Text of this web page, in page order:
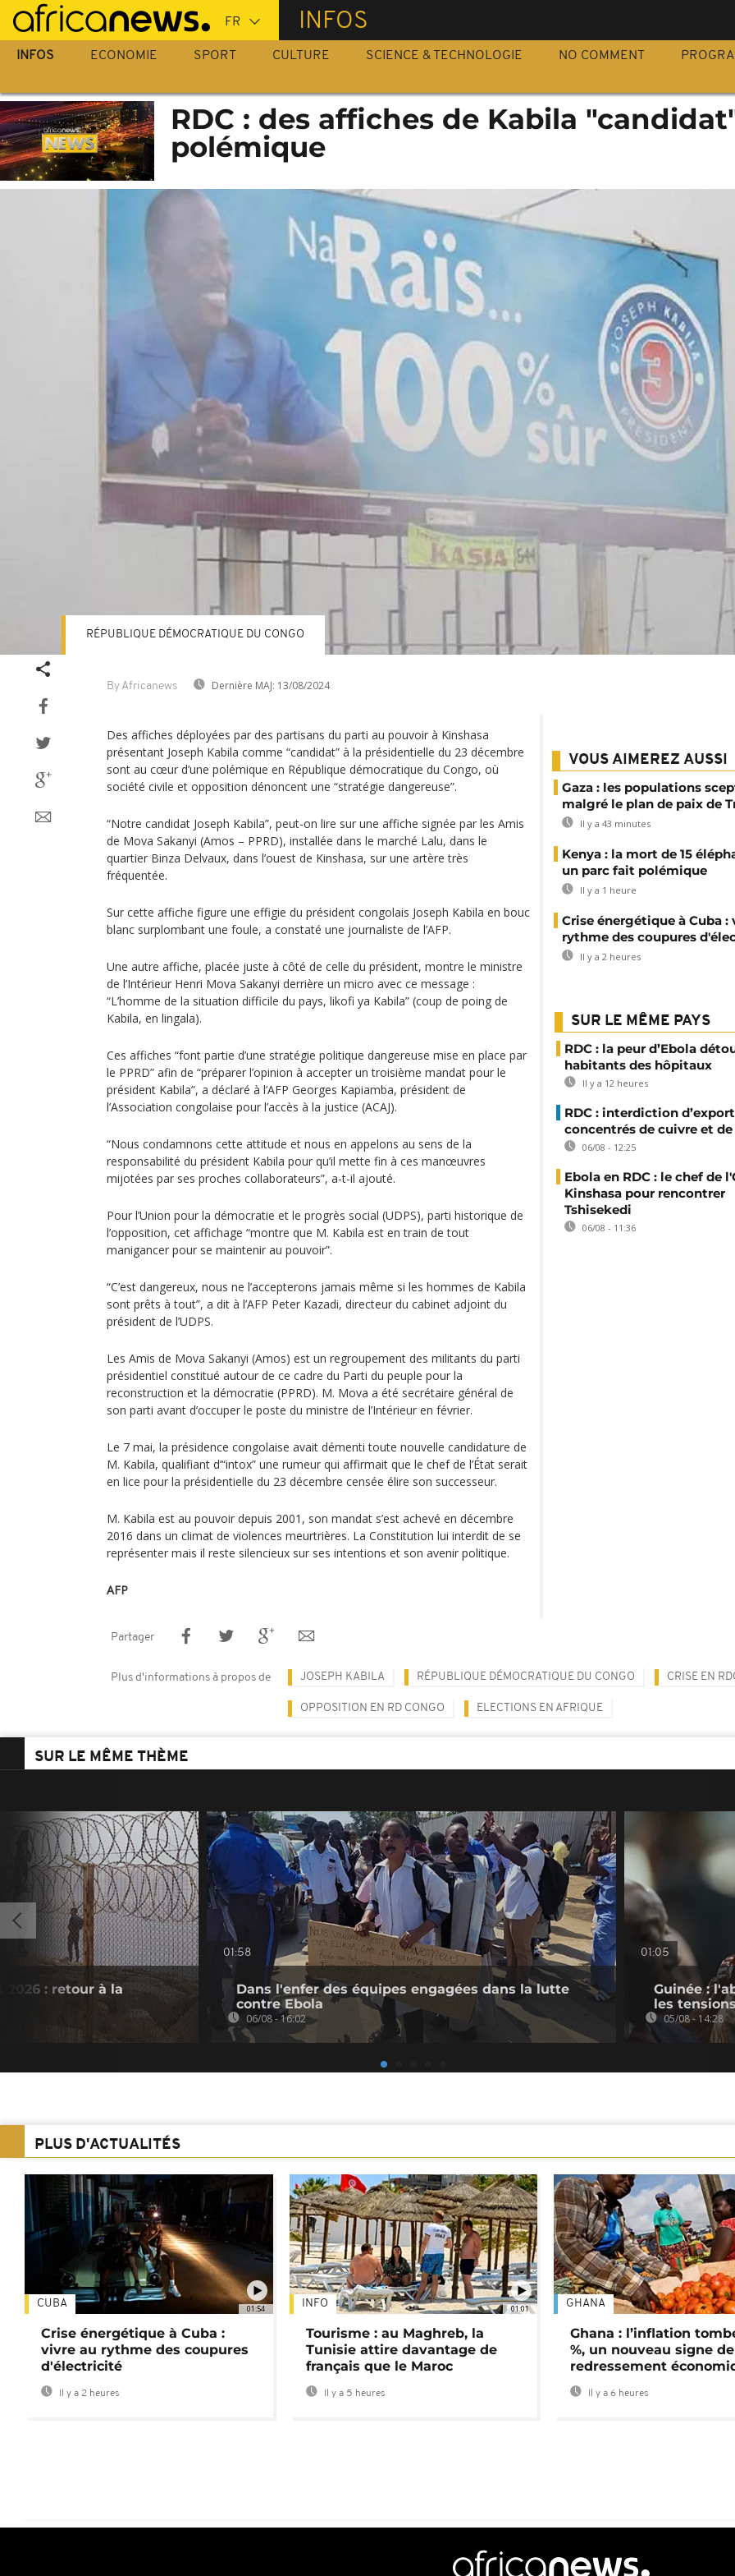
Passer
au
contenu
INFOS
INFOS ECONOMIE SPORT CULTURE SCIENCE & TECHNOLOGIE NO COMMENT
RDC : des affiches de Kabila
polémique
By Africanews Dernière MAJ: 13/08/2024
RÉPUBLIQUE DÉMOCRATIQUE DU CONGO
Des affiches déployées par des partisans du parti au pouvoir à Kinshasa
présentant Joseph Kabila comme “candidat” à la présidentielle du 23 décembre
sont au cœur d’une polémique en République démocratique du Congo, où
société civile et opposition dénoncent une “stratégie dangereuse”.
“Notre candidat Joseph Kabila”, peut-on lire sur une affiche signée par les Amis
de Mova Sakanyi (Amos – PPRD), installée dans le marché Lalu, dans le
quartier Binza Delvaux, dans l’ouest de Kinshasa, sur une artère très
fréquentée.
Sur cette affiche figure une effigie du président congolais Joseph Kabila en bouc
blanc surplombant une foule, a constaté une journaliste de l’AFP.
Une autre affiche, placée juste à côté de celle du président, montre le ministre
de l’Intérieur Henri Mova Sakanyi derrière un micro avec ce message :
“L’homme de la situation difficile du pays, likofi ya Kabila” (coup de poing de
Kabila, en lingala).
Ces affiches “font partie d’une stratégie politique dangereuse mise en place par
le PPRD” afin de “préparer l’opinion à accepter un troisième mandat pour le
président Kabila”, a déclaré à l’AFP Georges Kapiamba, président de
l’Association congolaise pour l’accès à la justice (ACAJ).
“Nous condamnons cette attitude et nous en appelons au sens de la
responsabilité du président Kabila pour qu’il mette fin à ces manœuvres
mijotées par ses proches collaborateurs”, a-t-il ajouté.
Pour l’Union pour la démocratie et le progrès social (UDPS), parti historique de
l’opposition, cet affichage “montre que M. Kabila est en train de tout
manigancer pour se maintenir au pouvoir”.
“C’est dangereux, nous ne l’accepterons jamais même si les hommes de Kabila
sont prêts à tout”, a dit à l’AFP Peter Kazadi, directeur du cabinet adjoint du
président de l’UDPS.
Les Amis de Mova Sakanyi (Amos) est un regroupement des militants du parti
présidentiel constitué autour de ce cadre du Parti du peuple pour la
reconstruction et la démocratie (PPRD). M. Mova a été secrétaire général de
son parti avant d’occuper le poste du ministre de l’Intérieur en février.
Le 7 mai, la présidence congolaise avait démenti toute nouvelle candidature de
M. Kabila, qualifiant d’“intox” une rumeur qui affirmait que le chef de l’État serait
en lice pour la présidentielle du 23 décembre censée élire son successeur.
M. Kabila est au pouvoir depuis 2001, son mandat s’est achevé en décembre
2016 dans un climat de violences meurtrières. La Constitution lui interdit de se
représenter mais il reste silencieux sur ses intentions et son avenir politique.
AFP
VOUS AIMEREZ AUSSI
Gaza : les populations
malgré le plan de paix de
Il y a 43 minutes
Kenya : la mort de 15
un parc fait polémique
Il y a 1 heure
Crise énergétique à Cuba :
rythme des coupures
Il y a 2 heures
SUR LE MÊME PAYS
RDC : la peur d’Ebola
habitants des hôpitaux
Il y a 12 heures
RDC : interdiction
concentrés de cuivre et
06/08 - 12:25
Ebola en RDC : le chef de
Kinshasa pour rencontrer
Tshisekedi
06/08 - 11:36
Partager
Plus d'informations à propos de JOSEPH KABILA RÉPUBLIQUE DÉMOCRATIQUE DU CONGO CRISE EN
OPPOSITION EN RD CONGO ELECTIONS EN AFRIQUE
SUR LE MÊME THÈME
2026 : retour à la
01:58
Dans l'enfer des équipes engagées dans la lutte
contre Ebola
06/08 - 16:02
01:05
Guinée :
les
05/08 - 14:28
PLUS D'ACTUALITÉS
01:54
CUBA
Crise énergétique à Cuba :
vivre au rythme des coupures
d'électricité
Il y a 2 heures
01:01
INFO
Tourisme : au Maghreb, la
Tunisie attire davantage de
français que le Maroc
Il y a 5 heures
GHANA
Ghana : l’inflation
%, un nouveau signe de
redressement
Il y a 6 heures